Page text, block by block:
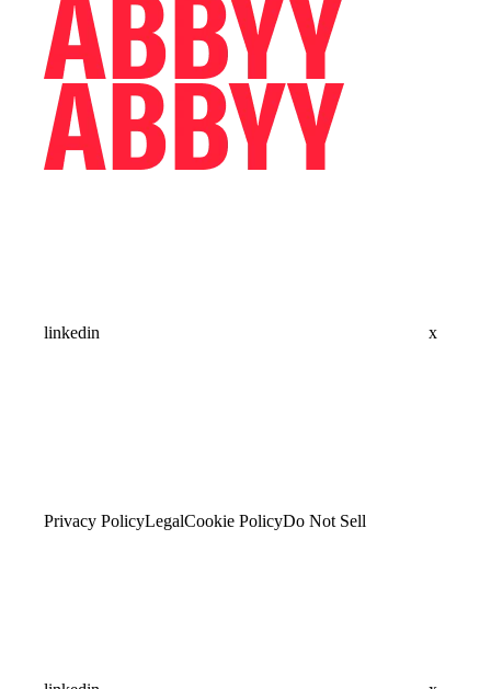
linkedin x
Privacy PolicyLegalCookie PolicyDo Not Sell